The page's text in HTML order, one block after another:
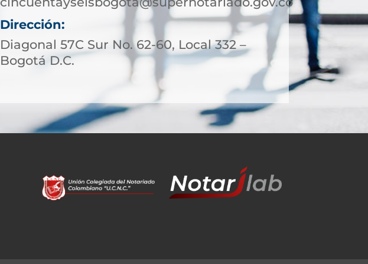
Dirección:
Diagonal 57C Sur No. 62-60, Local 332 –
Bogotá D.C.